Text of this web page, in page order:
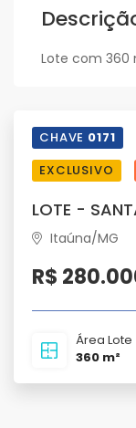
Lote com 360
CHAVE 0171
EXCLUSIVO
LOTE -
Itaúna/MG
R$
Área Lote
360 m²